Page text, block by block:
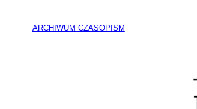
ARCHIWUM CZASOPISM